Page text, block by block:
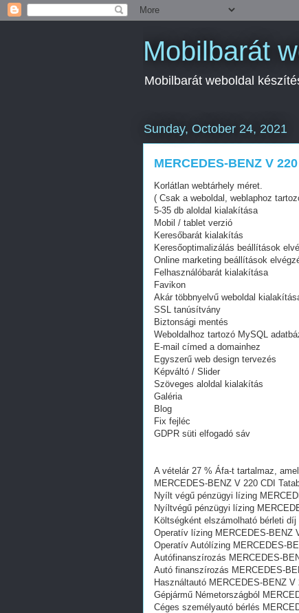
Mobilbarát
Mobilbarát weboldal
Sunday, October 24, 2021
MERCEDES-BENZ V
Korlátlan webtárhely méret.
( Csak a weboldal, weblaphoz
5-35 db aloldal kialakítása
Mobil / tablet verzió
Keresőbarát kialakítás
Keresőoptimalizálás beállítások
Online marketing beállítások
Felhasználóbarát kialakítása
Favikon
Akár többnyelvű weboldal
SSL tanúsítvány
Biztonsági mentés
Weboldalhoz tartozó MySQL
E-mail címed a domainhez
Egyszerű web design tervezés
Képváltó / Slider
Szöveges aloldal kialakítás
Galéria
Blog
Fix fejléc
GDPR süti elfogadó sáv
A vételár 27 % Áfa-t tartalmaz,
MERCEDES-BENZ V 220 CDI
Nyílt végű pénzügyi lízing
Nyíltvégű pénzügyi lízing
Költségként elszámolható bérleti
Operatív lízing MERCEDES-BENZ
Operatív Autólízing MERCEDES-
Autófinanszírozás MERCEDES-
Autó finanszírozás MERCEDES-
Használtautó MERCEDES-BENZ V
Gépjármű Németországból
Céges személyautó bérlés